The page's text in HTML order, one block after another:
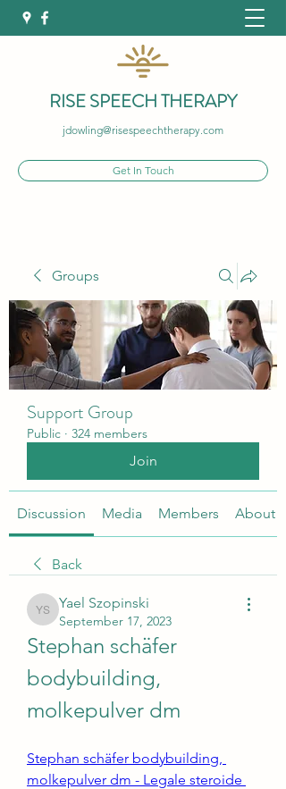
RISE SPEECH THERAPY
jdowling@risespeechtherapy.com
Get In Touch
Groups
Support Group
Public · 324 members
Join
Discussion Media Members About
Back
Yael Szopinski
Yael Szopinski
September 17, 2023
Stephan schäfer
bodybuilding,
molkepulver dm
Stephan schäfer bodybuilding,
molkepulver dm - Legale steroide